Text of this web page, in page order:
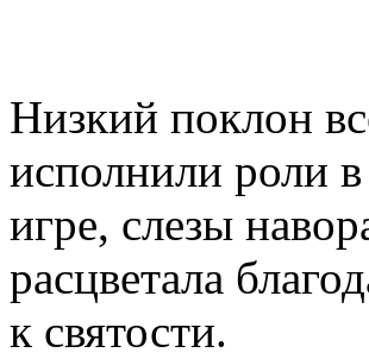
Низкий поклон
исполнили роли в
игре, слезы
расцветала
к святости.